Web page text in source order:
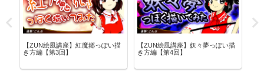
【ZUN絵風講座】紅魔郷っぽい描
き方編【第3回】
【ZUN絵風講座】妖々夢っぽい描
き方編【第4回】